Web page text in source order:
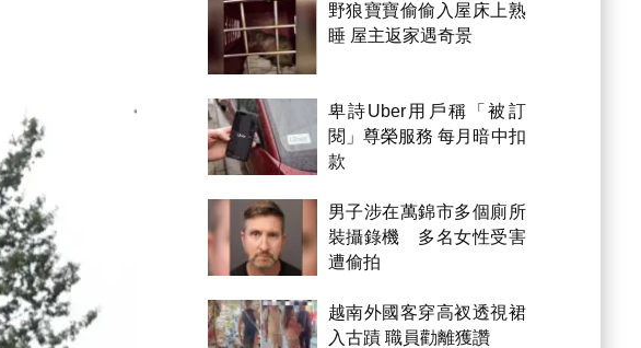
野狼寶寶偷偷入屋床上熟
睡 屋主返家遇奇景
卑詩Uber用戶稱「被訂
閱」尊榮服務 每月暗中扣
款
男子涉在萬錦市多個廁所
裝攝錄機 多名女性受害
遭偷拍
越南外國客穿高衩透視裙
入古蹟 職員勸離獲讚